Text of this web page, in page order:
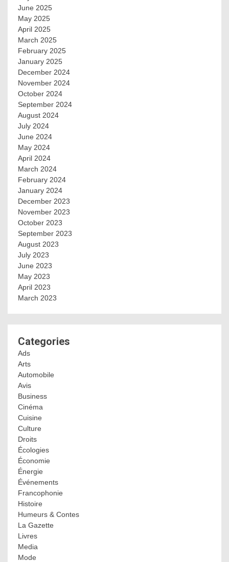
June 2025
May 2025
April 2025
March 2025
February 2025
January 2025
December 2024
November 2024
October 2024
September 2024
August 2024
July 2024
June 2024
May 2024
April 2024
March 2024
February 2024
January 2024
December 2023
November 2023
October 2023
September 2023
August 2023
July 2023
June 2023
May 2023
April 2023
March 2023
Categories
Ads
Arts
Automobile
Avis
Business
Cinéma
Cuisine
Culture
Droits
Écologies
Économie
Énergie
Événements
Francophonie
Histoire
Humeurs & Contes
La Gazette
Livres
Media
Mode